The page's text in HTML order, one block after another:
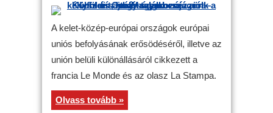
A kelet-közép-európai országok európai
uniós befolyásának erősödéséről, illetve az
unión belüli különállásáról cikkezett a
francia Le Monde és az olasz La Stampa.
Olvass tovább »